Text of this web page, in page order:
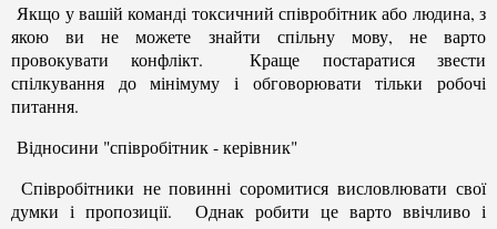
Якщо у вашій команді токсичний співробітник або людина, з
якою ви не можете знайти спільну мову, не варто
провокувати конфлікт. Краще постаратися звести
спілкування до мінімуму і обговорювати тільки робочі
питання.
Відносини "співробітник - керівник"
Співробітники не повинні соромитися висловлювати свої
думки і пропозиції. Однак робити це варто ввічливо і